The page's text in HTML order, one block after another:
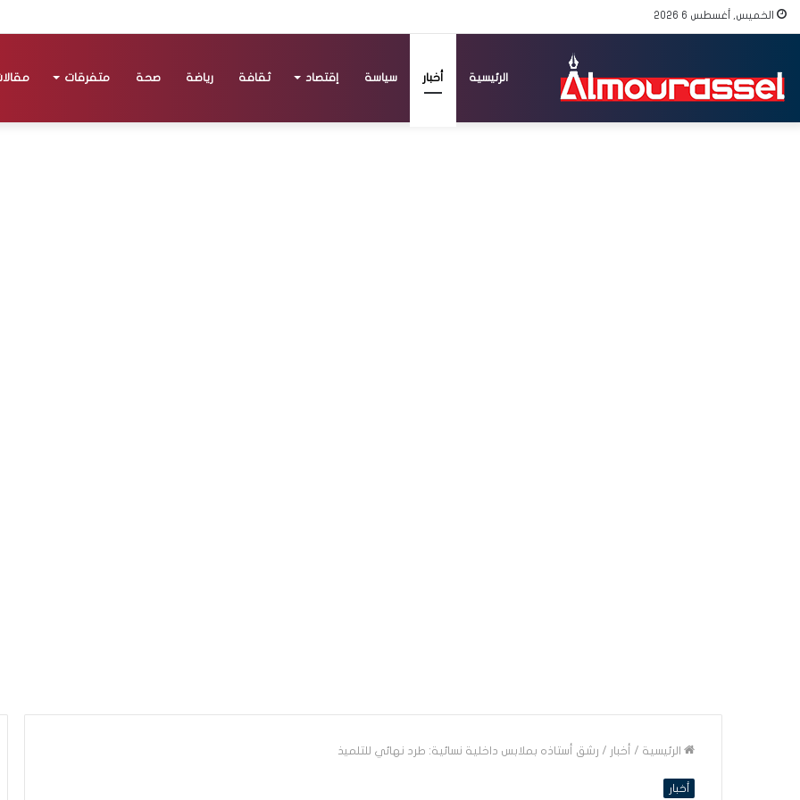
الخميس, أغسطس 6 2026
الرئيسية أخبار سياسة إقتصاد ثقافة رياضة صحة متفرقات
الرئيسية / أخبار / رشق أستاذه بملابس داخلية نسائية: طرد نهائي للتلميذ
أخبار